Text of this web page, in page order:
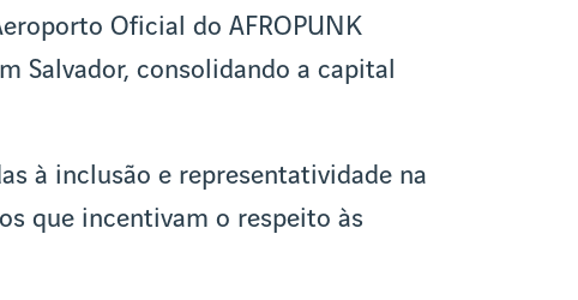
Oficial do AFROPUNK
Salvador, consolidando a capital
à inclusão e representatividade na
que incentivam o respeito às